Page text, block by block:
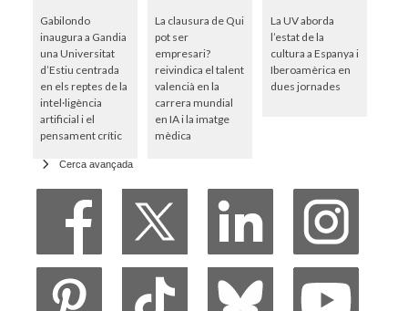
Gabilondo
inaugura a Gandia
una Universitat
d’Estiu centrada
en els reptes de la
intel·ligència
artificial i el
pensament crític
La clausura de Qui
pot ser
empresari?
reivindica el talent
valencià en la
carrera mundial
en IA i la imatge
mèdica
La UV aborda
l’estat de la
cultura a Espanya i
Iberoamèrica en
dues jornades
Cerca avançada